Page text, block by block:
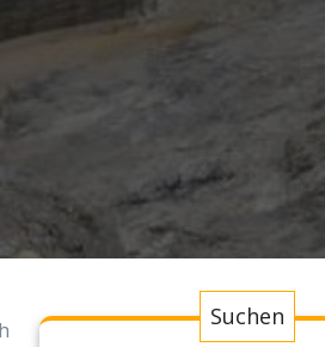
Suchen